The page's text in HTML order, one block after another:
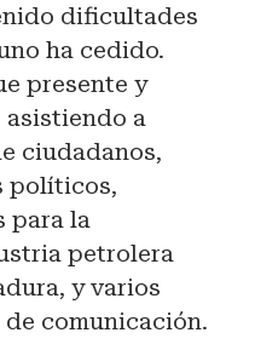
dificultades
ha cedido.
presente y
asistiendo a
ciudadanos,
políticos,
para la
petrolera
y varios
comunicación.